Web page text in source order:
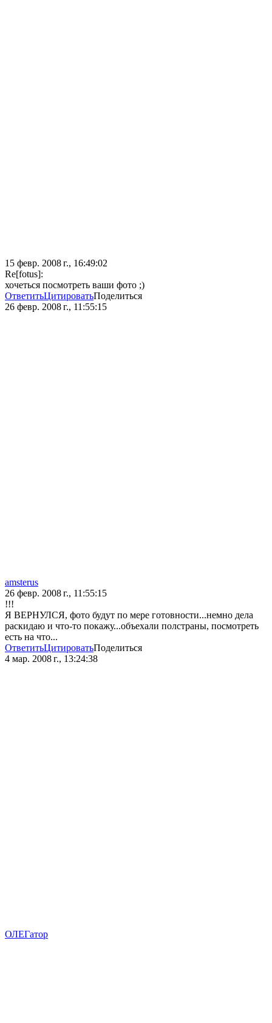
15 февр. 2008 г., 16:49:02
Re[fotus]:
хочеться посмотреть ваши фото ;)
ОтветитьЦитироватьПоделиться
26 февр. 2008 г., 11:55:15
amsterus
26 февр. 2008 г., 11:55:15
!!!
Я ВЕРНУЛСЯ, фото будут по мере готовности...немно дела
раскидаю и что-то покажу...объехали полстраны, посмотреть
есть на что...
ОтветитьЦитироватьПоделиться
4 мар. 2008 г., 13:24:38
ОЛЕГатор